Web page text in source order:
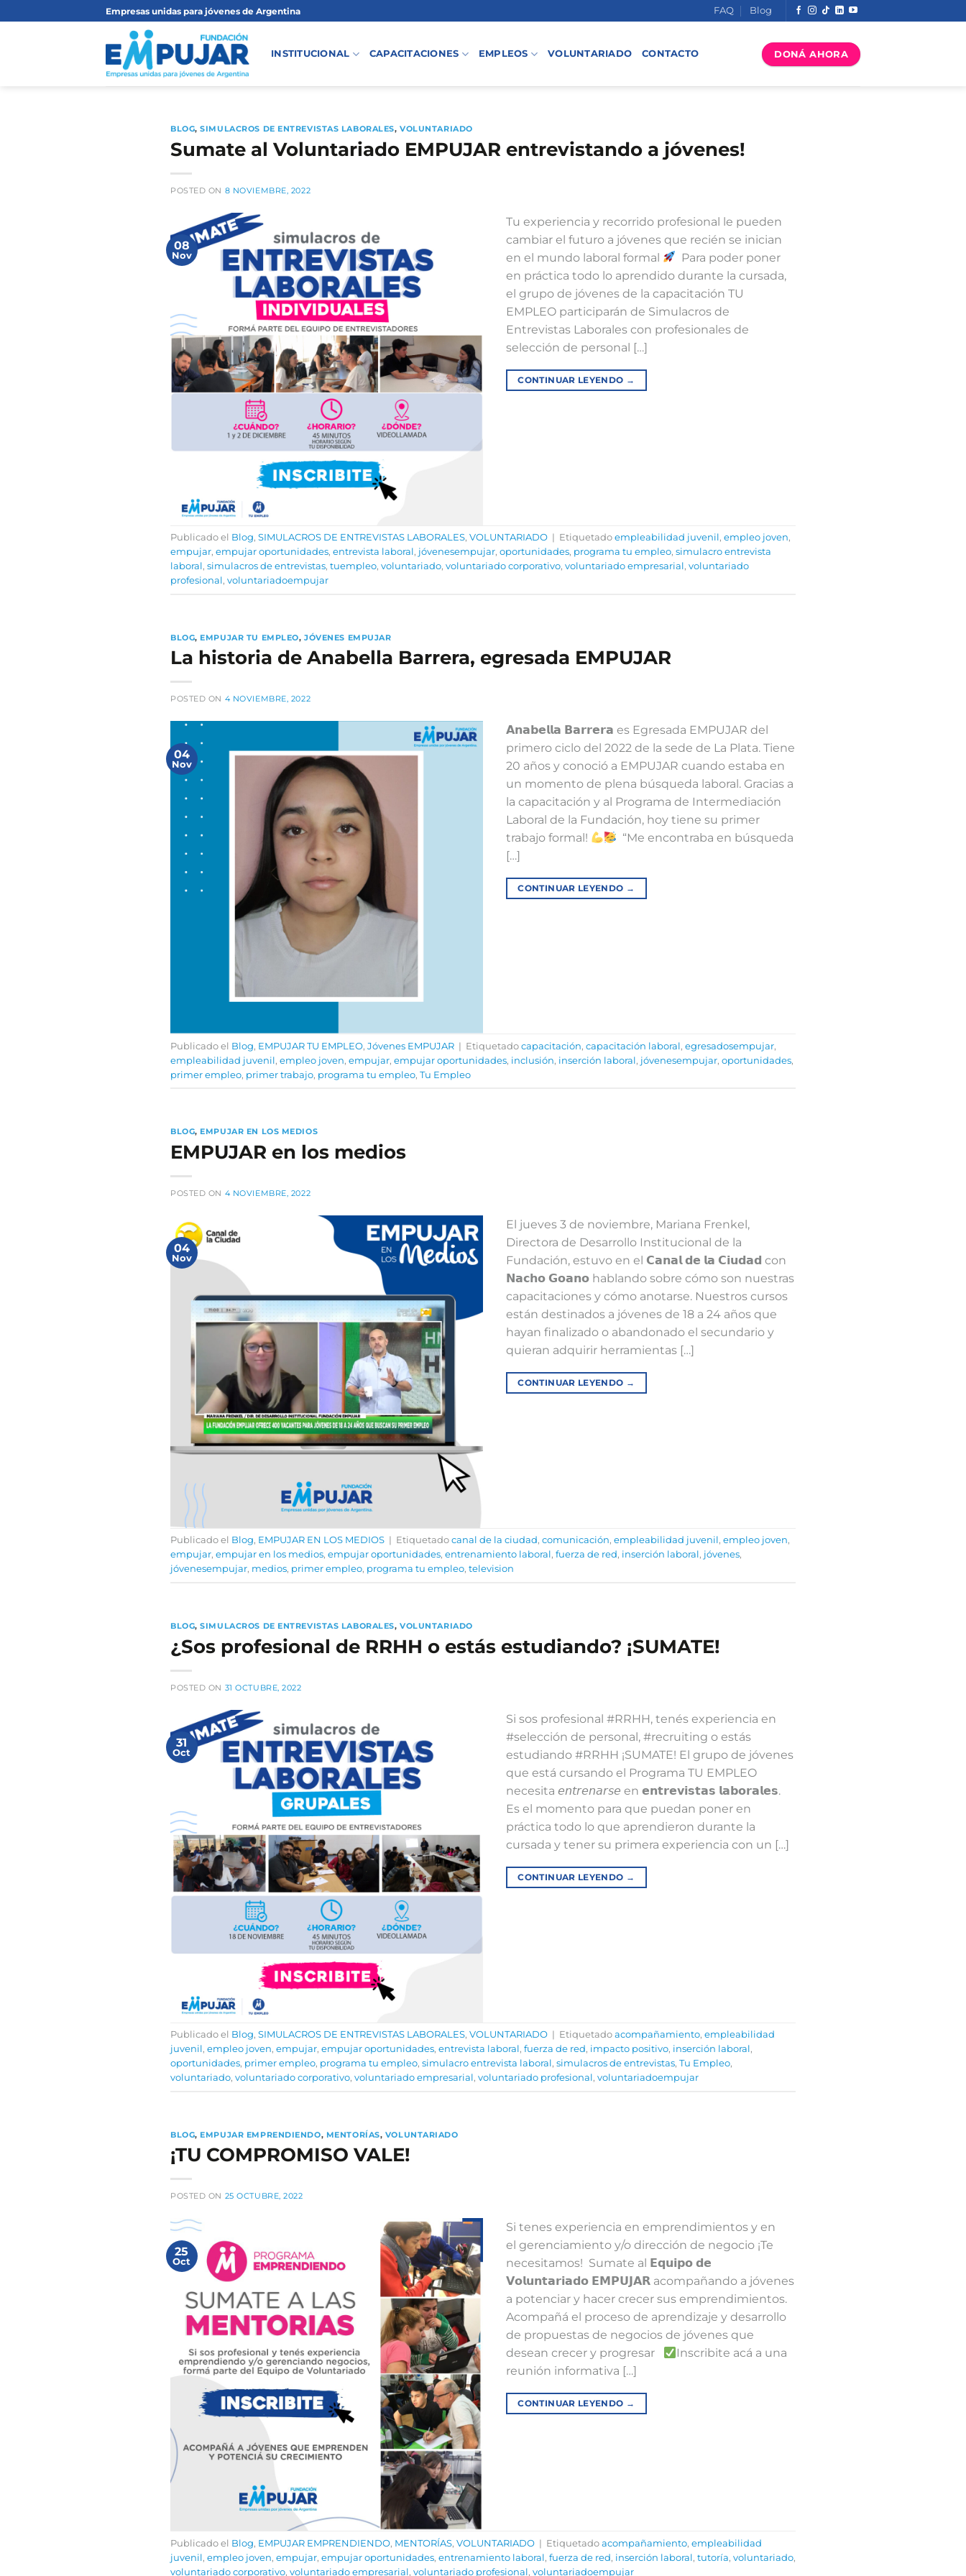
al
Empresas unidas para jóvenes de Argentina FAQ Blog
INSTITUCIONAL CAPACITACIONES EMPLEOS VOLUNTARIADO CONTACTO DONÁ AHORA
BLOG,SIMULACROS DE ENTREVISTAS LABORALES,VOLUNTARIADO
Sumate al Voluntariado EMPUJAR entrevistando a jóvenes!⁣
POSTED ON 8 NOVIEMBRE, 2022
08
Nov
Tu experiencia y recorrido profesional le pueden
cambiar el futuro a jóvenes que recién se inician
en el mundo laboral formal
⁣ ⁣ Para poder poner
en práctica todo lo aprendido durante la cursada,
el grupo de jóvenes de la capacitación TU
EMPLEO participarán de Simulacros de
Entrevistas Laborales con profesionales de
selección de personal […]
CONTINUAR LEYENDO →
Publicado el Blog, SIMULACROS DE ENTREVISTAS LABORALES, VOLUNTARIADO Etiquetado empleabilidad juvenil , empleo joven,
empujar, empujar oportunidades, entrevista laboral , jóvenesempujar, oportunidades, programa tu empleo, simulacro entrevista
laboral , simulacros de entrevistas, tuempleo, voluntariado, voluntariado corporativo, voluntariado empresarial , voluntariado
profesional , voluntariadoempujar
BLOG, EMPUJAR TU EMPLEO,JÓVENES EMPUJAR
La historia de Anabella Barrera, egresada EMPUJAR
POSTED ON 4 NOVIEMBRE, 2022
04
Nov
𝗔𝗻𝗮𝗯𝗲𝗹𝗹𝗮 𝗕𝗮𝗿𝗿𝗲𝗿𝗮 es Egresada EMPUJAR del
primero ciclo del 2022 de la sede de La Plata. Tiene
20 años y conoció a EMPUJAR cuando estaba en
un momento de plena búsqueda laboral. Gracias a
la capacitación y al Programa de Intermediación
Laboral de la Fundación, hoy tiene su primer
trabajo formal!
⁣ ⁣ “Me encontraba en búsqueda
[…]
CONTINUAR LEYENDO →
Publicado el Blog, EMPUJAR TU EMPLEO, Jóvenes EMPUJAR | Etiquetado capacitación, capacitación laboral, egresadosempujar,
empleabilidad juvenil, empleo joven, empujar, empujar oportunidades, inclusión, inserción laboral, jóvenesempujar, oportunidades,
primer empleo, primer trabajo, programa tu empleo, Tu Empleo
BLOG, EMPUJAR EN LOS MEDIOS
EMPUJAR en los medios
POSTED ON 4 NOVIEMBRE, 2022
04
Nov
El jueves 3 de noviembre, Mariana Frenkel,
Directora de Desarrollo Institucional de la
Fundación, estuvo en el 𝗖𝗮𝗻𝗮𝗹 𝗱𝗲 𝗹𝗮 𝗖𝗶𝘂𝗱𝗮𝗱 con
𝗡𝗮𝗰𝗵𝗼 𝗚𝗼𝗮𝗻𝗼 hablando sobre cómo son nuestras
capacitaciones y cómo anotarse. Nuestros cursos
están destinados a jóvenes de 18 a 24 años que
hayan finalizado o abandonado el secundario y
quieran adquirir herramientas […]
CONTINUAR LEYENDO →
Publicado el Blog, EMPUJAR EN LOS MEDIOS Etiquetado canal de la ciudad, comunicación, empleabilidad juvenil , empleo joven,
empujar, empujar en los medios, empujar oportunidades, entrenamiento laboral , fuerza de red, inserción laboral , jóvenes,
jóvenesempujar, medios, primer empleo, programa tu empleo, television
BLOG,SIMULACROS DE ENTREVISTAS LABORALES,VOLUNTARIADO
¿Sos profesional de RRHH o estás estudiando? ¡SUMATE!
POSTED ON 31 OCTUBRE, 2022
31
Oct
Si sos profesional #RRHH, tenés experiencia en
#selección de personal, #recruiting o estás
estudiando #RRHH ¡SUMATE! El grupo de jóvenes
que está cursando el Programa TU EMPLEO
necesita 𝘦𝘯𝘵𝘳𝘦𝘯𝘢𝘳𝘴𝘦 en 𝗲𝗻𝘁𝗿𝗲𝘃𝗶𝘀𝘁𝗮𝘀 𝗹𝗮𝗯𝗼𝗿𝗮𝗹𝗲𝘀.
Es el momento para que puedan poner en
práctica todo lo que aprendieron durante la
cursada y tener su primera experiencia con un […]
CONTINUAR LEYENDO →
Publicado el Blog, SIMULACROS DE ENTREVISTAS LABORALES, VOLUNTARIADO Etiquetado acompañamiento, empleabilidad
juvenil , empleo joven, empujar, empujar oportunidades, entrevista laboral , fuerza de red, impacto positivo, inserción laboral ,
oportunidades, primer empleo, programa tu empleo, simulacro entrevista laboral , simulacros de entrevistas, Tu Empleo,
voluntariado, voluntariado corporativo, voluntariado empresarial , voluntariado profesional , voluntariadoempujar
BLOG, EMPUJAR EMPRENDIENDO, MENTORÍAS, VOLUNTARIADO
¡TU COMPROMISO VALE!
POSTED ON 25 OCTUBRE, 2022
25
Oct
Si tenes experiencia en emprendimientos y en
el gerenciamiento y/o dirección de negocio ¡Te
necesitamos!⁣ ⁣ Sumate al 𝗘𝗾𝘂𝗶𝗽𝗼 𝗱𝗲
𝗩𝗼𝗹𝘂𝗻𝘁𝗮𝗿𝗶𝗮𝗱𝗼 𝗘𝗠𝗣𝗨𝗝𝗔𝗥 acompañando a jóvenes
a potenciar y hacer crecer sus emprendimientos.⁣ ⁣
Acompañá el proceso de aprendizaje y desarrollo
de propuestas de negocios de jóvenes que
desean crecer y progresar⁣
Inscribite acá a una
reunión informativa […]
CONTINUAR LEYENDO →
Publicado el Blog, EMPUJAR EMPRENDIENDO, MENTORÍAS, VOLUNTARIADO | Etiquetado acompañamiento, empleabilidad
juvenil, empleo joven, empujar, empujar oportunidades, entrenamiento laboral, fuerza de red, inserción laboral, tutoría, voluntariado,
voluntariado corporativo, voluntariado empresarial, voluntariado profesional, voluntariadoempujar